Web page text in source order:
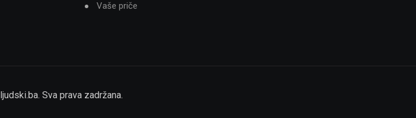
Vaše priče
ljudski.ba. Sva prava zadržana.